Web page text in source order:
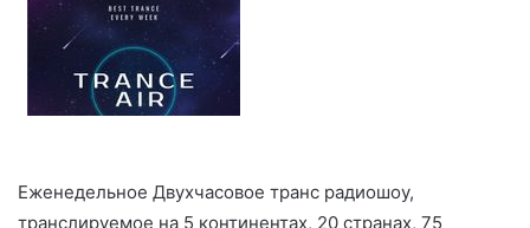
Еженедельное Двухчасовое транс радиошоу,
транслируемое на 5 континентах, 20 странах, 75